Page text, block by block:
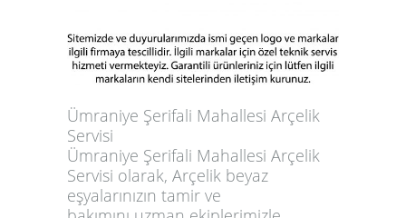
Ümraniye Şerifali Mahallesi Arçelik
Servisi
Ümraniye Şerifali Mahallesi Arçelik
Servisi olarak, Arçelik beyaz
eşyalarınızın tamir ve